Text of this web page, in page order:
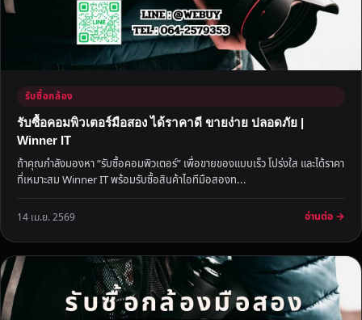
รับซื้อกล้อง
รับซื้อคอมพิวเตอร์มือสอง ได้ราคาดี ขายง่าย ปลอดภัย |
Winner IT
ถ้าคุณกำลังมองหา “รับซื้อคอมพิวเตอร์” เพื่อขายของแบบเร็ว โปร่งใส และได้ราคา
ที่เหมาะสม Winner IT พร้อมรับซื้อสินค้าไอทีมือสองท...
14 เม.ย. 2569 อ่านต่อ →